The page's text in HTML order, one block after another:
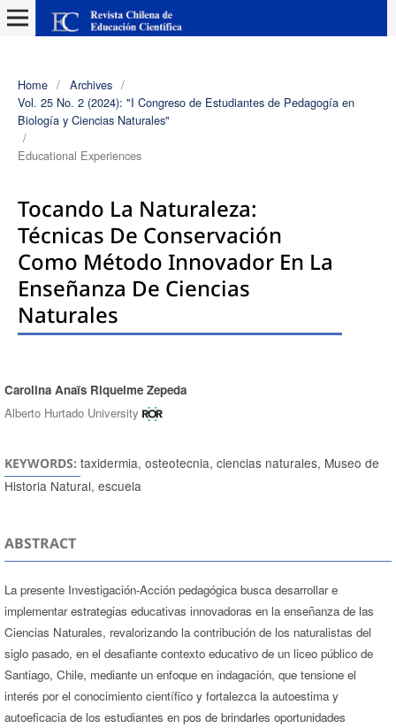
Home / Archives /
Vol. 25 No. 2 (2024): "I Congreso de Estudiantes de Pedagogía en
Biología y Ciencias Naturales"
/
Educational Experiences
Tocando La Naturaleza:
Técnicas De Conservación
Como Método Innovador En La
Enseñanza De Ciencias
Naturales
Authors
Carolina Anaïs Riquelme Zepeda
Alberto Hurtado University
KEYWORDS: taxidermia, osteotecnia, ciencias naturales, Museo de
Historia Natural, escuela
ABSTRACT
La presente Investigación-Acción pedagógica busca desarrollar e
implementar estrategias educativas innovadoras en la enseñanza de las
Ciencias Naturales, revalorizando la contribución de los naturalistas del
siglo pasado, en el desafiante contexto educativo de un liceo público de
Santiago, Chile, mediante un enfoque en indagación, que tensione el
interés por el conocimiento científico y fortalezca la autoestima y
autoeficacia de los estudiantes en pos de brindarles oportunidades